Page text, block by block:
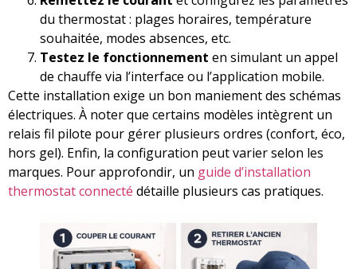
du thermostat : plages horaires, température
souhaitée, modes absences, etc.
Testez le fonctionnement en simulant un appel
de chauffe via l’interface ou l’application mobile.
Cette installation exige un bon maniement des schémas
électriques. À noter que certains modèles intègrent un
relais fil pilote pour gérer plusieurs ordres (confort, éco,
hors gel). Enfin, la configuration peut varier selon les
marques. Pour approfondir, un guide d’installation
thermostat connecté détaille plusieurs cas pratiques.